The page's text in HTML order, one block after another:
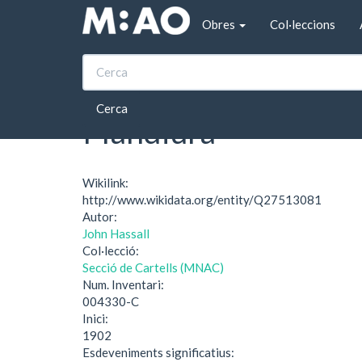
Vés al contingut
Obres
Col·leccions
Cerca
Inici Circol Artistich. Exposicio de cartells
Circol Artistich.
Plandiura
Wikilink:
http://www.wikidata.org/entity/Q27513081
Autor:
John Hassall
Col·lecció:
Secció de Cartells (MNAC)
Num. Inventari:
004330-C
Inici:
1902
Esdeveniments significatius: